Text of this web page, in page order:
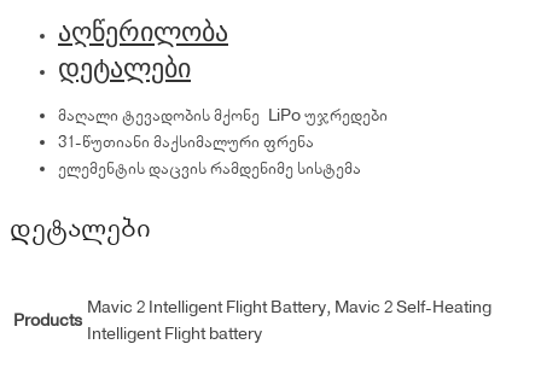
აღწერილობა
დეტალები
მაღალი ტევადობის მქონე LiPo უჯრედები
31-წუთიანი მაქსიმალური ფრენა
ელემენტის დაცვის რამდენიმე სისტემა
დეტალები
Products
Mavic 2 Intelligent Flight Battery, Mavic 2 Self-Heating
Intelligent Flight battery